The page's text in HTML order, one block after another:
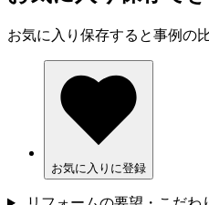
お気に入り保存すると事例の
お気に入りに登録